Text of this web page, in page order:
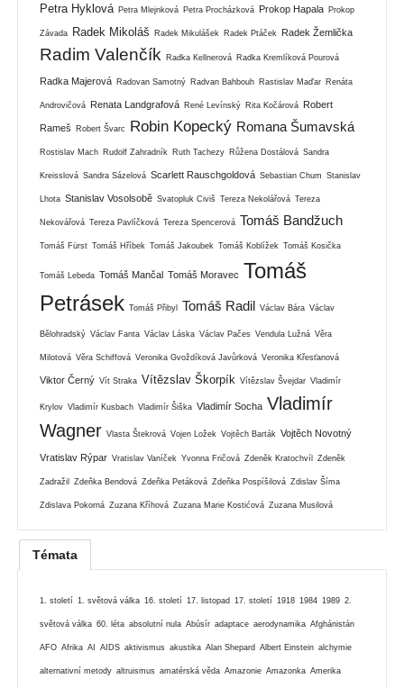
Petra Hyklová Petra Mlejnková Petra Procházková Prokop Hapala Prokop
Závada Radek Mikoláš Radek Mikulášek Radek Ptáček Radek Žemlička
Radim Valenčík Radka Kellnerová Radka Kremlíková Pourová
Radka Majerová Radovan Samotný Radvan Bahbouh Rastislav Maďar Renáta
Androvičová Renata Landgrafová René Levínský Rita Kočárová Robert
Rameš Robert Švarc Robin Kopecký Romana Šumavská
Rostislav Mach Rudolf Zahradník Ruth Tachezy Růžena Dostálová Sandra
Kreisslová Sandra Sázelová Scarlett Rauschgoldová Sebastian Chum Stanislav
Lhota Stanislav Vosolsobě Svatopluk Civiš Tereza Nekolářová Tereza
Nekovářová Tereza Pavlíčková Tereza Spencerová Tomáš Bandžuch
Tomáš Fürst Tomáš Hříbek Tomáš Jakoubek Tomáš Koblížek Tomáš Kosička
Tomáš Lebeda Tomáš Mančal Tomáš Moravec Tomáš
Petrásek Tomáš Přibyl Tomáš Radil Václav Bára Václav
Bělohradský Václav Fanta Václav Láska Václav Pačes Vendula Lužná Věra
Milotová Věra Schiffová Veronika Gvoždíková Javůrková Veronika Křesťanová
Viktor Černý Vít Straka Vítězslav Škorpík Vítězslav Švejdar Vladimír
Krylov Vladimír Kusbach Vladimír Šiška Vladimír Socha Vladimír
Wagner Vlasta Štekrová Vojen Ložek Vojtěch Barták Vojtěch Novotný
Vratislav Rýpar Vratislav Vaníček Yvonna Fričová Zdeněk Kratochvíl Zdeněk
Zadražil Zdeňka Bendová Zdeňka Petáková Zdeňka Pospíšilová Zdislav Šíma
Zdislava Pokorná Zuzana Kříhová Zuzana Marie Kostićová Zuzana Musilová
Témata
1. století 1. světová válka 16. století 17. listopad 17. století 1918 1984 1989 2.
světová válka 60. léta absolutní nula Abúsír adaptace aerodynamika Afghánistán
AFO Afrika AI AIDS aktivismus akustika Alan Shepard Albert Einstein alchymie
alternativní metody altruismus amatérská věda Amazonie Amazonka Amerika